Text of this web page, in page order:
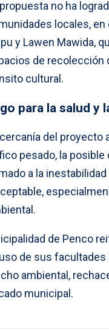
no ha
locales,
y Lawen Mawida,
de recolección
cultural.
para la salud y
del proyecto
pesado, la
a la
de Penco
de sus
ambiental,
municipal.